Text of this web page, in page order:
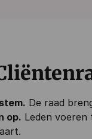
De raad
op. Leden